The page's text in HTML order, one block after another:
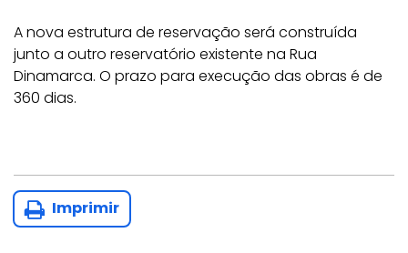
A nova estrutura de reservação será construída
junto a outro reservatório existente na Rua
Dinamarca. O prazo para execução das obras é de
360 dias.
Imprimir